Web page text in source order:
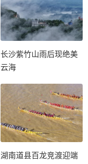
长沙紫竹山雨后现绝美
云海
湖南道县百龙竞渡迎端